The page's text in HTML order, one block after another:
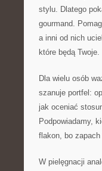
stylu. Dlatego
gourmand.
a inni od nich
które będą Twoje.
Dla wielu osób
szanuje portfel:
jak oceniać
Podpowiadamy,
flakon, bo
W pielęgnacji